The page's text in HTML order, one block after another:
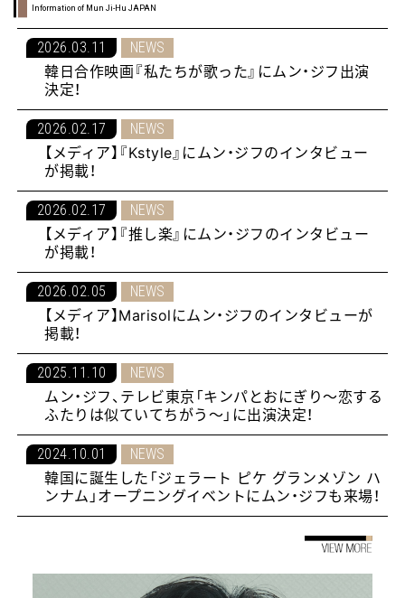
Information of Mun Ji-Hu JAPAN
2026.03.11 NEWS
韓日合作映画『私たちが歌った』にムン・ジフ出演
決定！
2026.02.17 NEWS
【メディア】『Kstyle』にムン・ジフのインタビュー
が掲載！
2026.02.17 NEWS
【メディア】『推し楽』にムン・ジフのインタビュー
が掲載！
2026.02.05 NEWS
【メディア】Marisolにムン・ジフのインタビューが
掲載！
2025.11.10 NEWS
ムン・ジフ、テレビ東京「キンパとおにぎり〜恋する
ふたりは似ていてちがう〜」に出演決定！
2024.10.01 NEWS
韓国に誕生した「ジェラート ピケ グランメゾン ハ
ンナム」オープニングイベントにムン・ジフも来場！